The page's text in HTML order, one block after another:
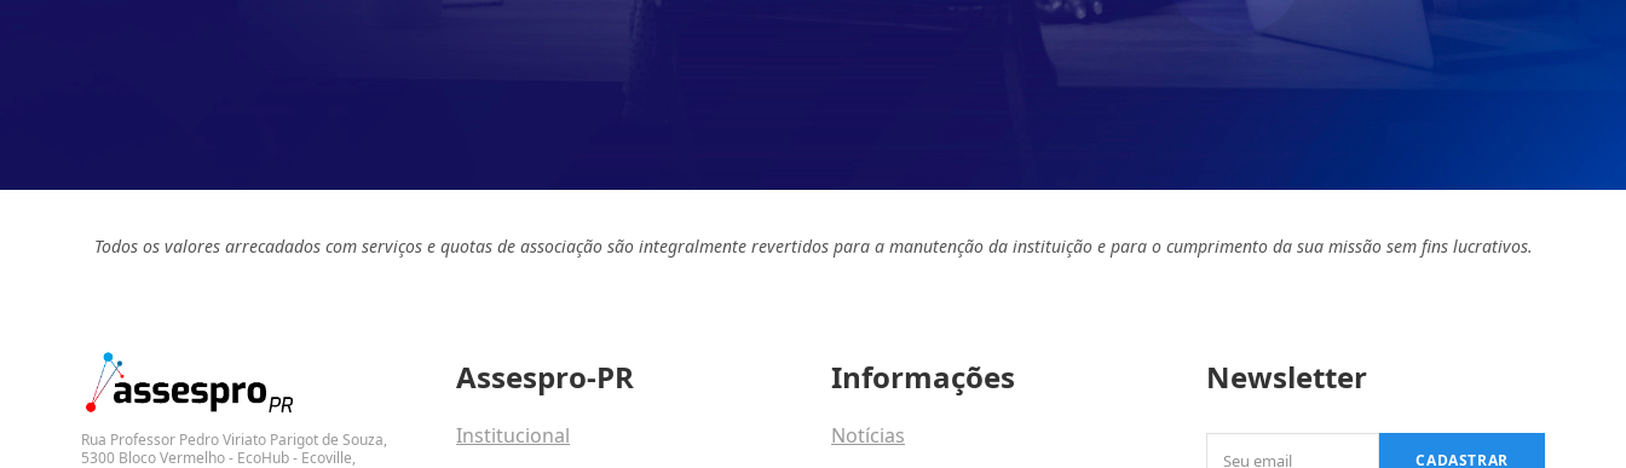
Todos os valores arrecadados com serviços e quotas de associação são integralmente revertidos para a manutenção da instituição e para o cumprimento da sua missão sem fins lucrativos.
Rua Professor Pedro Viriato Parigot de Souza,
5300 Bloco Vermelho - EcoHub - Ecoville,
Assespro-PR
Institucional
Informações
Notícias
Newsletter
CADASTRAR